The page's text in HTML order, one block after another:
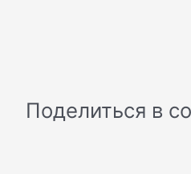
Поделиться в